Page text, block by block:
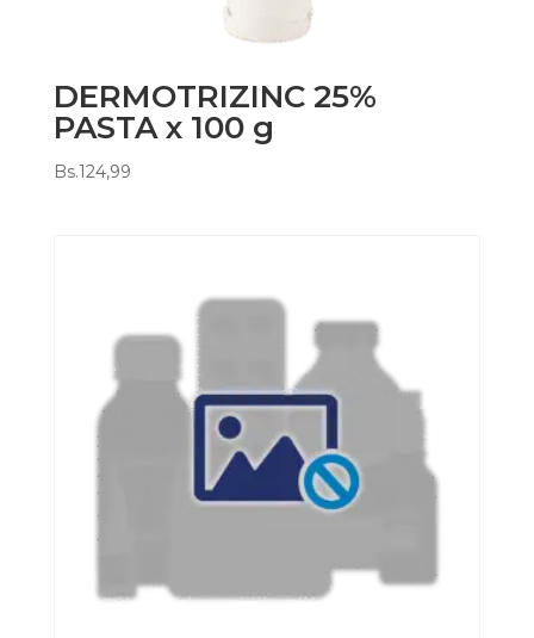
DERMOTRIZINC 25%
PASTA x 100 g
Bs.124,99